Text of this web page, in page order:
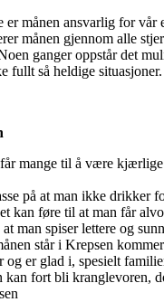
er månen ansvarlig for vår
månen gjennom alle
ganger oppstår det
fullt så heldige situasjoner.
mange til å være
på at man ikke drikker
kan føre til at man får
man spiser lettere og
står i Krepsen
og er glad i, spesielt
fort bli kranglevoren,